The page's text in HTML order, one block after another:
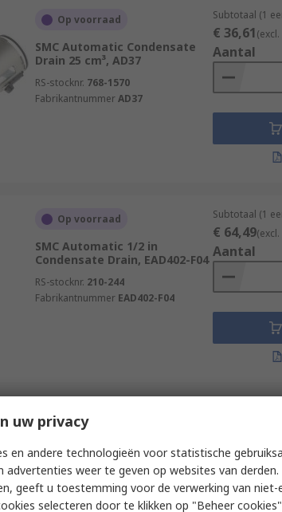
Op voorraad
SMC Automatic Condensate
Drain 25 cm³, AD37
RS-stocknr. 768-1570
FabrikantnummerAD37
Subtotaal (1
€ 36,61(excl.
Aantal
Op voorraad
SMC Automatic 1/2 in
Condensate Drain, EAD402-F04
RS-stocknr. 210-244
Fabrikantnummer EAD402-F04
Subtotaal (1
€ 64,49(excl.
Aantal
Op voorraad
SMC Automatic 1/2 in Auto
Drain 100 ml, AD402-04D-A
RS-stocknr.
395-436
AD402-04D-A
Aantal
uw privacy
en andere technologieën voor statistische
advertenties weer te geven op websites van
geeft u toestemming voor de verwerking van niet-
selecteren door te klikken op "Beheer